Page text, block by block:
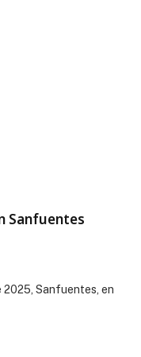
Sanfuentes
2025, Sanfuentes, en